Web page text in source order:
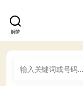
解梦